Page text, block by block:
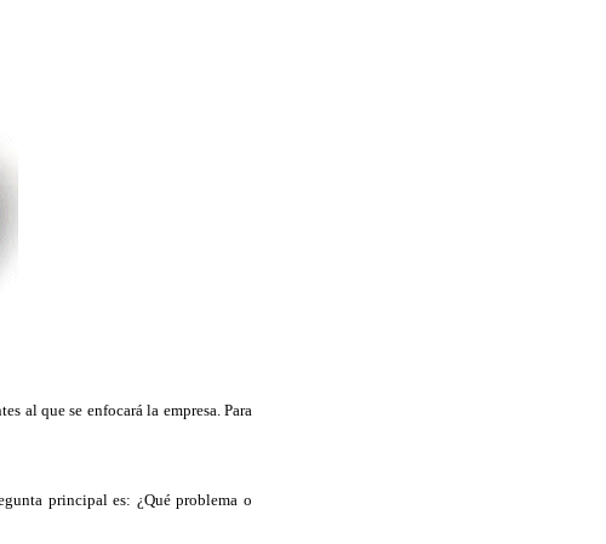
al que se enfocará la empresa. Para
principal es: ¿Qué problema o